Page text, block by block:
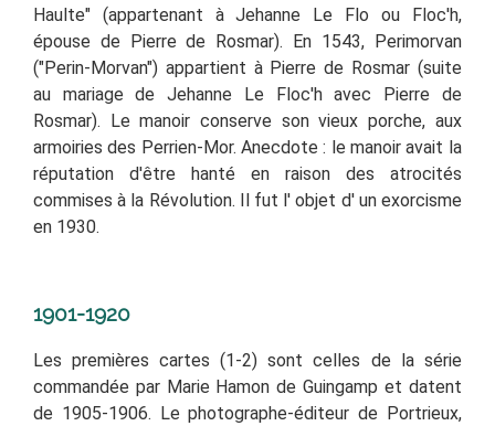
Haulte" (appartenant à Jehanne Le Flo ou Floc'h,
épouse de Pierre de Rosmar). En 1543, Perimorvan
("Perin-Morvan") appartient à Pierre de Rosmar (suite
au mariage de Jehanne Le Floc'h avec Pierre de
Rosmar). Le manoir conserve son vieux porche, aux
armoiries des Perrien-Mor. Anecdote : le manoir avait la
réputation d'être hanté en raison des atrocités
commises à la Révolution. Il fut l' objet d' un exorcisme
en 1930.
1901-1920
Les premières cartes (1-2) sont celles de la série
commandée par Marie Hamon de Guingamp et datent
de 1905-1906. Le photographe-éditeur de Portrieux,